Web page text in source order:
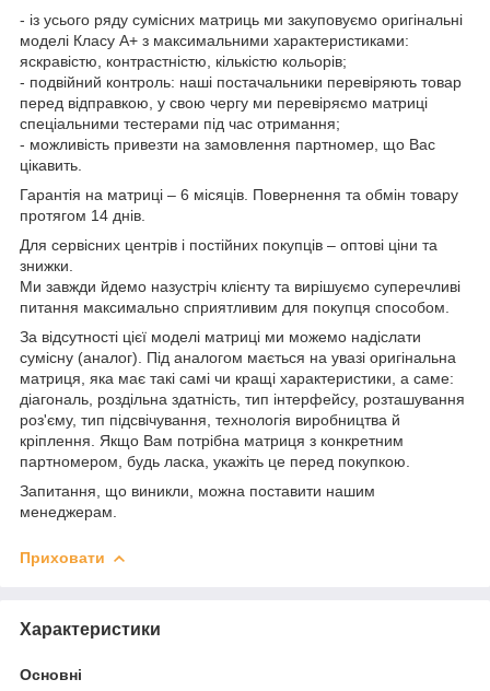
- із усього ряду сумісних матриць ми закуповуємо оригінальні
моделі Класу А+ з максимальними характеристиками:
яскравістю, контрастністю, кількістю кольорів;
- подвійний контроль: наші постачальники перевіряють товар
перед відправкою, у свою чергу ми перевіряємо матриці
спеціальними тестерами під час отримання;
- можливість привезти на замовлення партномер, що Вас
цікавить.
Гарантія на матриці – 6 місяців. Повернення та обмін товару
протягом 14 днів.
Для сервісних центрів і постійних покупців – оптові ціни та
знижки.
Ми завжди йдемо назустріч клієнту та вирішуємо суперечливі
питання максимально сприятливим для покупця способом.
За відсутності цієї моделі матриці ми можемо надіслати
сумісну (аналог). Під аналогом мається на увазі оригінальна
матриця, яка має такі самі чи кращі характеристики, а саме:
діагональ, роздільна здатність, тип інтерфейсу, розташування
роз'єму, тип підсвічування, технологія виробництва й
кріплення. Якщо Вам потрібна матриця з конкретним
партномером, будь ласка, укажіть це перед покупкою.
Запитання, що виникли, можна поставити нашим
менеджерам.
Приховати
Характеристики
Основні